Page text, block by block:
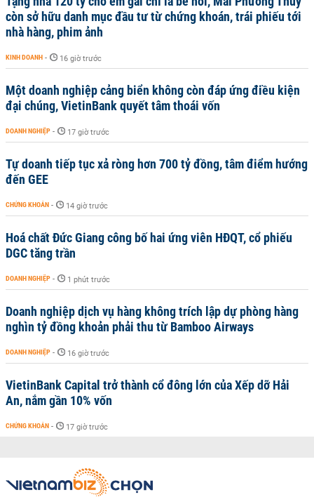
còn sở hữu danh mục đầu tư từ chứng khoán, trái phiếu tới
nhà hàng, phim ảnh
KINH DOANH - 16 giờ trước
Một doanh nghiệp cảng biển không còn đáp ứng điều kiện
đại chúng, VietinBank quyết tâm thoái vốn
DOANH NGHIỆP - 17 giờ trước
Tự doanh tiếp tục xả ròng hơn 700 tỷ đồng, tâm điểm hướng
đến GEE
CHỨNG KHOÁN - 14 giờ trước
Hoá chất Đức Giang công bố hai ứng viên HĐQT, cổ phiếu
DGC tăng trần
DOANH NGHIỆP - 1 phút trước
Doanh nghiệp dịch vụ hàng không trích lập dự phòng hàng
nghìn tỷ đồng khoản phải thu từ Bamboo Airways
DOANH NGHIỆP - 16 giờ trước
VietinBank Capital trở thành cổ đông lớn của Xếp dỡ Hải
An, nắm gần 10% vốn
CHỨNG KHOÁN - 17 giờ trước